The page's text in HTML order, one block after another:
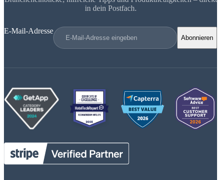
in dein Postfach.
E-Mail-Adresse
Abonnieren